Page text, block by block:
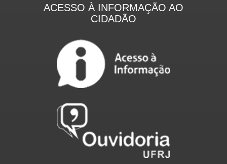
ACESSO À INFORMAÇÃO AO
CIDADÃO